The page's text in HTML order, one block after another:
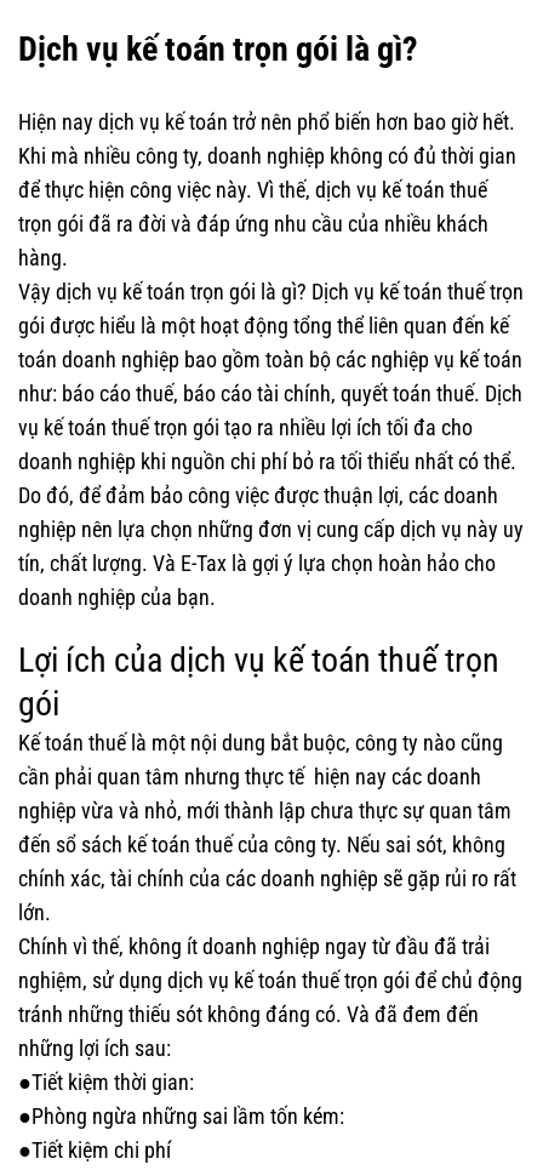
Dịch vụ kế toán trọn gói là gì?
Hiện nay dịch vụ kế toán trở nên phổ biến hơn bao giờ hết.
Khi mà nhiều công ty, doanh nghiệp không có đủ thời gian
để thực hiện công việc này. Vì thế, dịch vụ kế toán thuế
trọn gói đã ra đời và đáp ứng nhu cầu của nhiều khách
hàng.
Vậy dịch vụ kế toán trọn gói là gì? Dịch vụ kế toán thuế trọn
gói được hiểu là một hoạt động tổng thể liên quan đến kế
toán doanh nghiệp bao gồm toàn bộ các nghiệp vụ kế toán
như: báo cáo thuế, báo cáo tài chính, quyết toán thuế. Dịch
vụ kế toán thuế trọn gói tạo ra nhiều lợi ích tối đa cho
doanh nghiệp khi nguồn chi phí bỏ ra tối thiểu nhất có thể.
Do đó, để đảm bảo công việc được thuận lợi, các doanh
nghiệp nên lựa chọn những đơn vị cung cấp dịch vụ này uy
tín, chất lượng. Và E-Tax là gợi ý lựa chọn hoàn hảo cho
doanh nghiệp của bạn.
Lợi ích của dịch vụ kế toán thuế trọn
gói
Kế toán thuế là một nội dung bắt buộc, công ty nào cũng
cần phải quan tâm nhưng thực tế hiện nay các doanh
nghiệp vừa và nhỏ, mới thành lập chưa thực sự quan tâm
đến sổ sách kế toán thuế của công ty. Nếu sai sót, không
chính xác, tài chính của các doanh nghiệp sẽ gặp rủi ro rất
lớn.
Chính vì thế, không ít doanh nghiệp ngay từ đầu đã trải
nghiệm, sử dụng dịch vụ kế toán thuế trọn gói để chủ động
tránh những thiếu sót không đáng có. Và đã đem đến
những lợi ích sau:
●Tiết kiệm thời gian:
●Phòng ngừa những sai lầm tốn kém:
●Tiết kiệm chi phí